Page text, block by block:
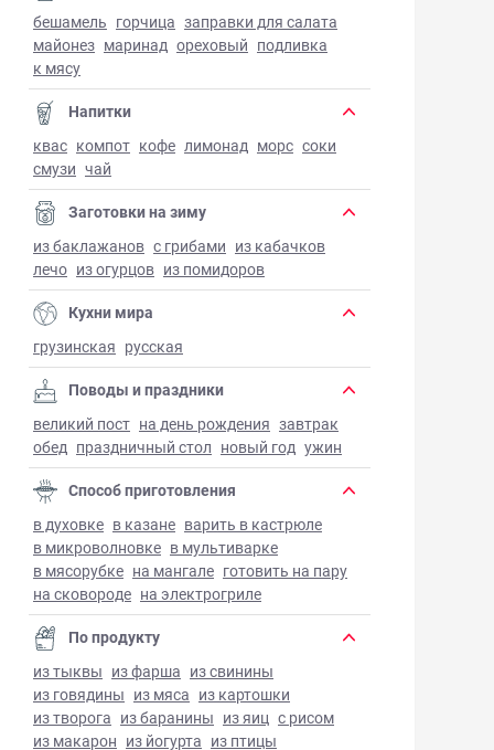
бешамель горчица заправки для салата
майонез маринад ореховый подливка
к мясу
Напитки
квас компот кофе лимонад морс соки
смузи чай
Заготовки на зиму
из баклажанов с грибами из кабачков
лечо из огурцов из помидоров
Кухни мира
грузинская русская
Поводы и праздники
великий пост на день рождения завтрак
обед праздничный стол новый год ужин
Способ приготовления
в духовке в казане варить в кастрюле
в микроволновке в мультиварке
в мясорубке на мангале готовить на пару
на сковороде на электрогриле
По продукту
из тыквы из фарша из свинины
из говядины из мяса из картошки
из творога из баранины из яиц с рисом
из макарон из йогурта из птицы